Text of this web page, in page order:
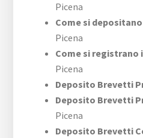
Picena
Come si
Picena
Come si registrano
Picena
Deposito Brevetti
Deposito Brevetti
Picena
Deposito Brevetti